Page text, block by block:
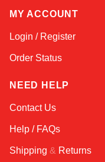
MY ACCOUNT
Login / Register
Order Status
NEED HELP
Contact Us
Help / FAQs
Shipping & Returns